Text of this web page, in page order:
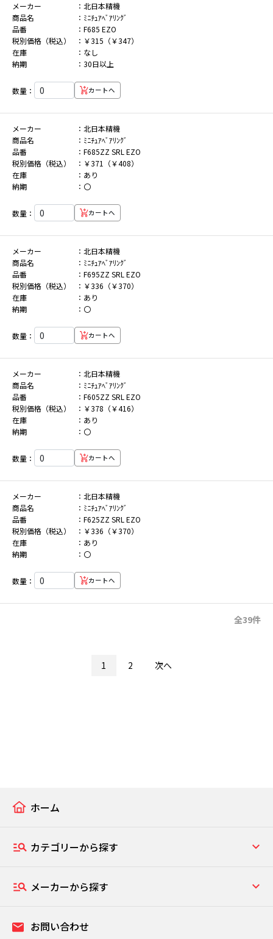
メーカー
北日本精機
商品名
ﾐﾆﾁｭｱﾍﾞｱﾘﾝｸﾞ
品番
F685 EZO
税別価格（税込）
￥315（￥347）
在庫
なし
納期
30日以上
数量： カートへ
メーカー
北日本精機
商品名
ﾐﾆﾁｭｱﾍﾞｱﾘﾝｸﾞ
品番
F685ZZ SRL EZO
税別価格（税込）
￥371（￥408）
在庫
あり
納期
〇
数量： カートへ
メーカー
北日本精機
商品名
ﾐﾆﾁｭｱﾍﾞｱﾘﾝｸﾞ
品番
F695ZZ SRL EZO
税別価格（税込）
￥336（￥370）
在庫
あり
納期
〇
数量： カートへ
メーカー
北日本精機
商品名
ﾐﾆﾁｭｱﾍﾞｱﾘﾝｸﾞ
品番
F605ZZ SRL EZO
税別価格（税込）
￥378（￥416）
在庫
あり
納期
〇
数量： カートへ
メーカー
北日本精機
商品名
ﾐﾆﾁｭｱﾍﾞｱﾘﾝｸﾞ
品番
F625ZZ SRL EZO
税別価格（税込）
￥336（￥370）
在庫
あり
納期
〇
数量： カートへ
全39件
1 2 次へ
ホーム
カテゴリーから探す
メーカーから探す
お問い合わせ